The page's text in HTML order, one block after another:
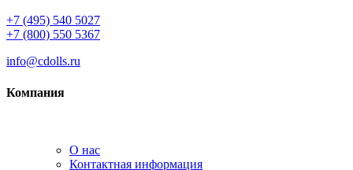
+7 (495) 540 5027
+7 (800) 550 5367
info@cdolls.ru
Компания
О нас
Контактная информация